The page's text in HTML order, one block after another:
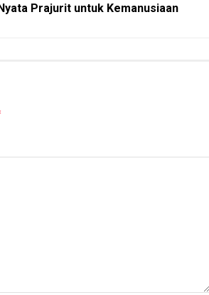
Prajurit untuk Kemanusiaan